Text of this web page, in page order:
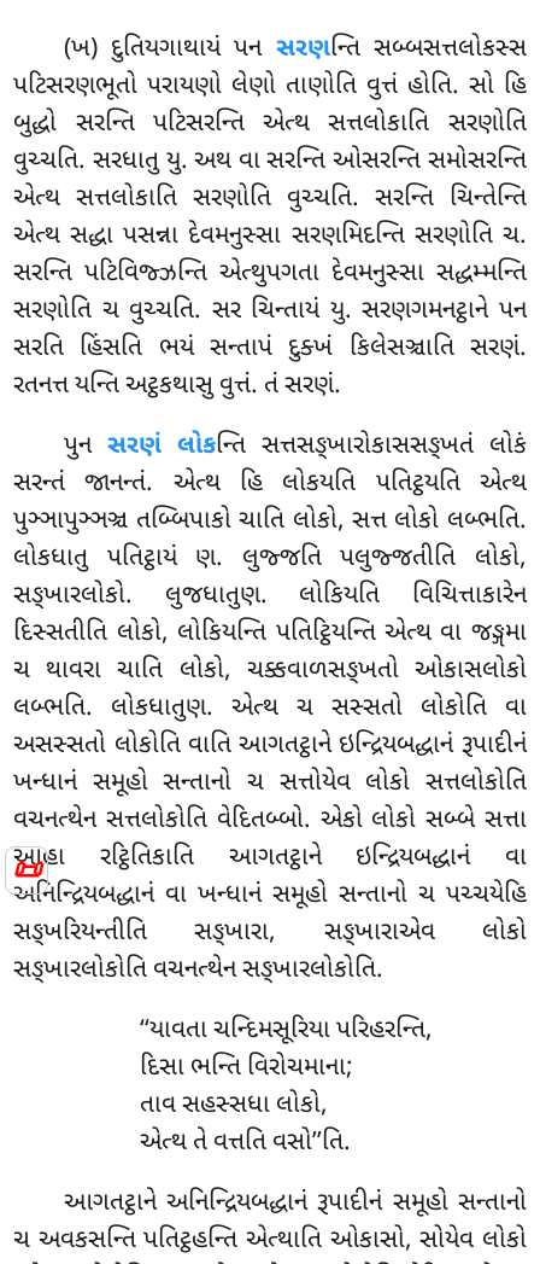
📜
(ખ) દુતિયગાથાયં પન સરણન્તિ સબ્બસત્તલોકસ્સ
પટિસરણભૂતો પરાયણો લેણો તાણોતિ વુત્તં હોતિ. સો હિ
બુદ્ધો સરન્તિ પટિસરન્તિ એત્થ સત્તલોકાતિ સરણોતિ
વુચ્ચતિ. સરધાતુ યુ. અથ વા સરન્તિ ઓસરન્તિ સમોસરન્તિ
એત્થ સત્તલોકાતિ સરણોતિ વુચ્ચતિ. સરન્તિ ચિન્તેન્તિ
એત્થ સદ્ધા પસન્ના દેવમનુસ્સા સરણમિદન્તિ સરણોતિ ચ.
સરન્તિ પટિવિજ્ઝન્તિ એત્થુપગતા દેવમનુસ્સા સદ્ધમ્મન્તિ
સરણોતિ ચ વુચ્ચતિ. સર ચિન્તાયં યુ. સરણગમનટ્ઠાને પન
સરતિ હિંસતિ ભયં સન્તાપં દુક્ખં કિલેસઞ્ચાતિ સરણં.
રતનત્ત યન્તિ અટ્ઠકથાસુ વુત્તં. તં સરણં.
પુન સરણં લોકન્તિ સત્તસઙ્ખારોકાસસઙ્ખતં લોકં
સરન્તં જાનન્તં. એત્થ હિ લોકયતિ પતિટ્ઠયતિ એત્થ
પુઞ્ઞાપુઞ્ઞઞ્ચ તબ્બિપાકો ચાતિ લોકો, સત્ત લોકો લબ્ભતિ.
લોકધાતુ પતિટ્ઠાયં ણ. લુજ્જતિ પલુજ્જતીતિ લોકો,
સઙ્ખારલોકો. લુજધાતુણ. લોકિયતિ વિચિત્તાકારેન
દિસ્સતીતિ લોકો, લોકિયન્તિ પતિટ્ઠિયન્તિ એત્થ વા જઙ્ગમા
ચ થાવરા ચાતિ લોકો, ચક્કવાળસઙ્ખતો ઓકાસલોકો
લબ્ભતિ. લોકધાતુણ. એત્થ ચ સસ્સતો લોકોતિ વા
અસસ્સતો લોકોતિ વાતિ આગતટ્ઠાને ઇન્દ્રિયબદ્ધાનં રૂપાદીનં
ખન્ધાનં સમૂહો સન્તાનો ચ સત્તોયેવ લોકો સત્તલોકોતિ
વચનત્થેન સત્તલોકોતિ વેદિતબ્બો. એકો લોકો સબ્બે સત્તા
આહા રટ્ઠિતિકાતિ આગતટ્ઠાને ઇન્દ્રિયબદ્ધાનં વા
અનિન્દ્રિયબદ્ધાનં વા ખન્ધાનં સમૂહો સન્તાનો ચ પચ્ચયેહિ
સઙ્ખરિયન્તીતિ સઙ્ખારા, સઙ્ખારાએવ લોકો
સઙ્ખારલોકોતિ વચનત્થેન સઙ્ખારલોકોતિ.
‘‘યાવતા ચન્દિમસૂરિયા પરિહરન્તિ,
દિસા ભન્તિ વિરોચમાના;
તાવ સહસ્સધા લોકો,
એત્થ તે વત્તતિ વસો’’તિ.
આગતટ્ઠાને અનિન્દ્રિયબદ્ધાનં રૂપાદીનં સમૂહો સન્તાનો
ચ અવકસન્તિ પતિટ્ઠહન્તિ એત્થાતિ ઓકાસો, સોયેવ લોકો